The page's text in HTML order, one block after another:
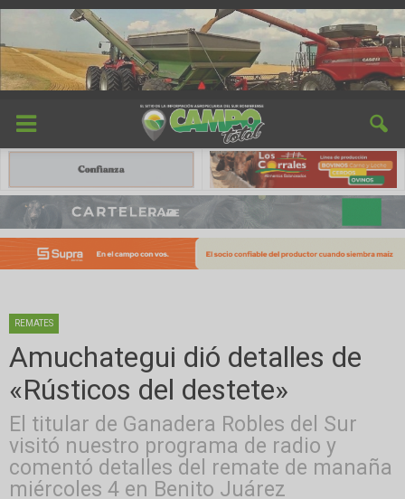
REMATES
Amuchategui dió detalles de
«Rústicos del destete»
El titular de Ganadera Robles del Sur
visitó nuestro programa de radio y
comentó detalles del remate de manaña
miércoles 4 en Benito Juárez